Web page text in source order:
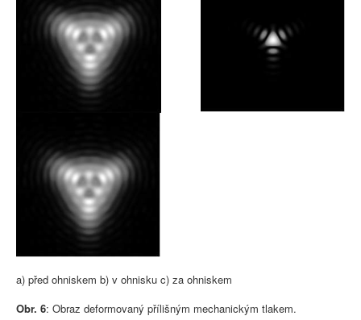
a) před ohniskem b) v ohnisku c) za ohniskem
Obr. 6: Obraz deformovaný přílišným mechanickým tlakem.